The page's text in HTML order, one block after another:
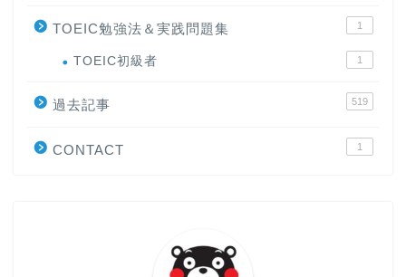
TOEIC勉強法＆実践問題集 1
TOEIC初級者 1
過去記事 519
CONTACT 1
大学入試英語対策講座